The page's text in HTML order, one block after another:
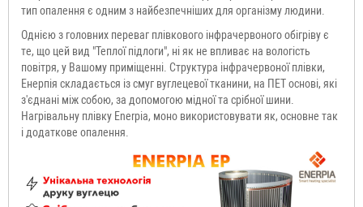
тип опалення є одним з найбезпечніших для організму людини.
Однією з головних переваг плівкового інфрачервоного обігріву є
те, що цей вид "Теплої підлоги", ні як не впливає на вологість
повітря, у Вашому приміщенні. Структура інфрачервоної плівки,
Енерпія складається із смуг вуглецевої тканини, на ПЕТ основі, які
з'єднані між собою, за допомогою мідної та срібної шини.
Нагрівальну плівку Enerpia, моно використовувати як, основне так
і додаткове опалення.